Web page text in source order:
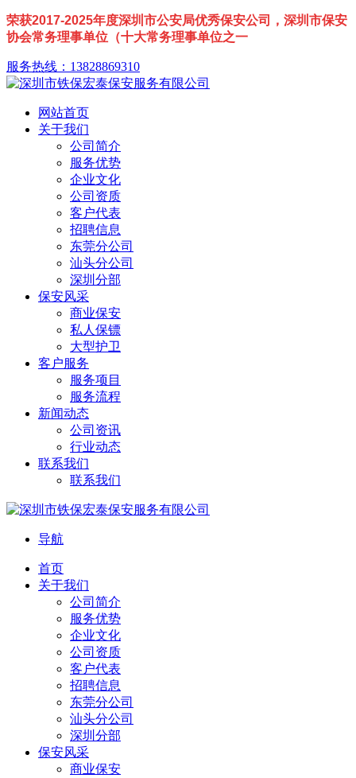
荣获2017-2025年度深圳市公安局优秀保安公司，深圳市保安
协会常务理事单位（十大常务理事单位之一
服务热线：13828869310
网站首页
关于我们
公司简介
服务优势
企业文化
公司资质
客户代表
招聘信息
东莞分公司
汕头分公司
深圳分部
保安风采
商业保安
私人保镖
大型护卫
客户服务
服务项目
服务流程
新闻动态
公司资讯
行业动态
联系我们
联系我们
导航
首页
关于我们
公司简介
服务优势
企业文化
公司资质
客户代表
招聘信息
东莞分公司
汕头分公司
深圳分部
保安风采
商业保安